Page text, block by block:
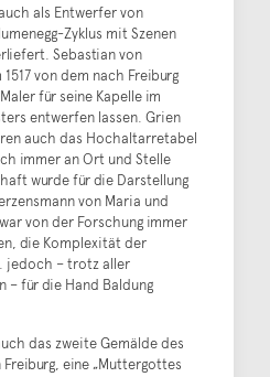
als Entwerfer von
Zyklus mit Szenen
Sebastian von
von dem nach Freiburg
für seine Kapelle im
entwerfen lassen. Grien
auch das Hochaltarretabel
immer an Ort und Stelle
wurde für die Darstellung
von Maria und
von der Forschung immer
die Komplexität der
jedoch – trotz aller
– für die Hand Baldung
das zweite Gemälde des
eine „Muttergottes